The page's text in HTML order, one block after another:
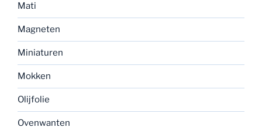
Mati
Magneten
Miniaturen
Mokken
Olijfolie
Ovenwanten